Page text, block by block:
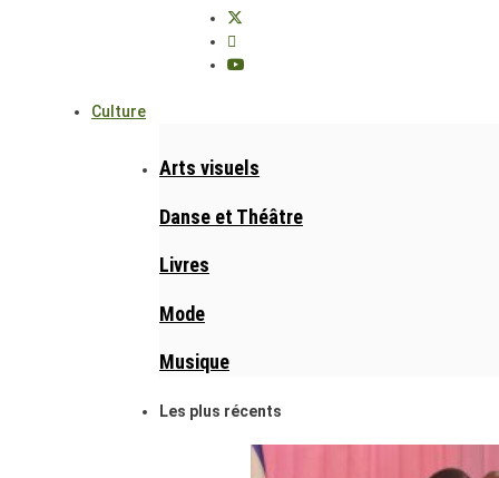
Culture
Arts visuels
Danse et Théâtre
Livres
Mode
Musique
Les plus récents